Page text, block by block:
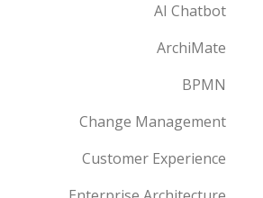
AI Chatbot
ArchiMate
BPMN
Change Management
Customer Experience